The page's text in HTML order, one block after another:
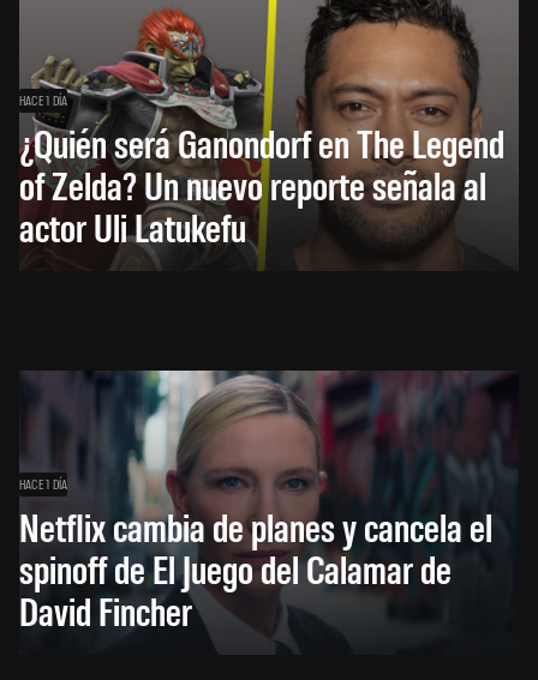
HACE 1 DÍA
¿Quién será Ganondorf en The Legend
of Zelda? Un nuevo reporte señala al
actor Uli Latukefu
HACE 1 DÍA
Netflix cambia de planes y cancela el
spinoff de El Juego del Calamar de
David Fincher